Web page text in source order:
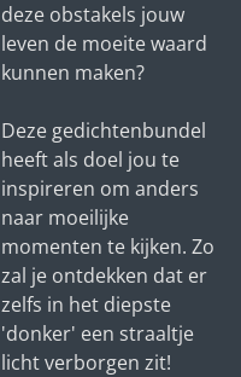
deze obstakels jouw
leven de moeite waard
kunnen maken?
Deze gedichtenbundel
heeft als doel jou te
inspireren om anders
naar moeilijke
momenten te kijken. Zo
zal je ontdekken dat er
zelfs in het diepste
'donker' een straaltje
licht verborgen zit!